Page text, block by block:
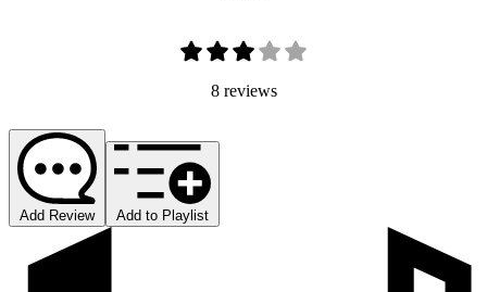
8 reviews
Add Review Add to Playlist